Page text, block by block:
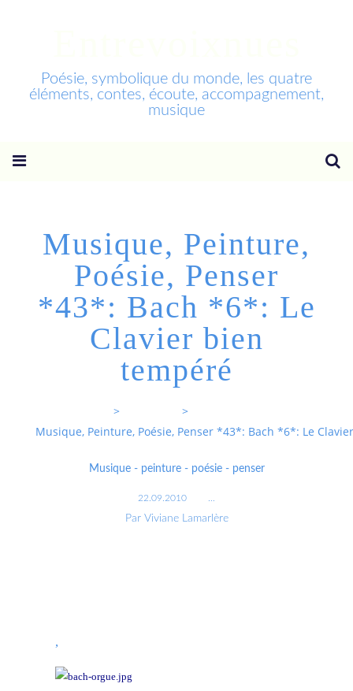
Poésie, symbolique du monde, les quatre
éléments, contes, écoute, accompagnement,
musique
Musique, Peinture,
Poésie, Penser
*43*: Bach *6*: Le
Clavier bien
tempéré
>
>
Musique, Peinture, Poésie, Penser *43*: Bach *6*: Le
Musique - peinture - poésie - penser
22.09.2010
Par Viviane Lamarlère
,